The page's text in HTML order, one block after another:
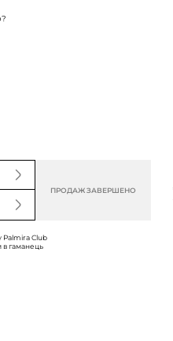
ПРОДАЖ ЗАВЕРШЕНО
Palmira Club
в гаманець